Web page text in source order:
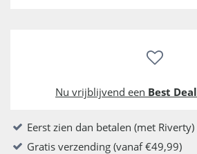
Nu vrijblijvend een Best Deal
Eerst zien dan betalen (met Riverty)
Gratis verzending (vanaf €49,99)